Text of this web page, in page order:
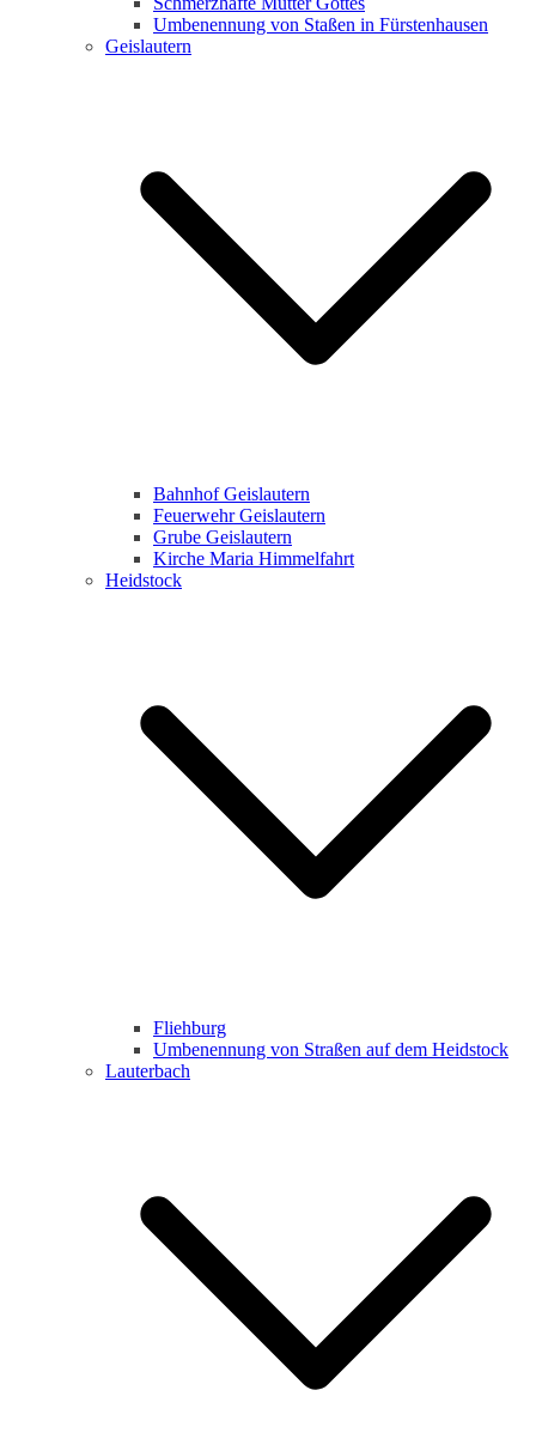
Umbenennung von Staßen in Fürstenhausen
Geislautern
Bahnhof Geislautern
Feuerwehr Geislautern
Grube Geislautern
Kirche Maria Himmelfahrt
Heidstock
Fliehburg
Umbenennung von Straßen auf dem Heidstock
Lauterbach